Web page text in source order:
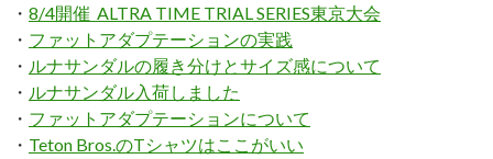
・ 8/4開催 ALTRA TIME TRIAL SERIES東京大会
・ ファットアダプテーションの実践
・ ルナサンダルの履き分けとサイズ感について
・ ルナサンダル入荷しました
・ ファットアダプテーションについて
・ Teton Bros.のTシャツはここがいい